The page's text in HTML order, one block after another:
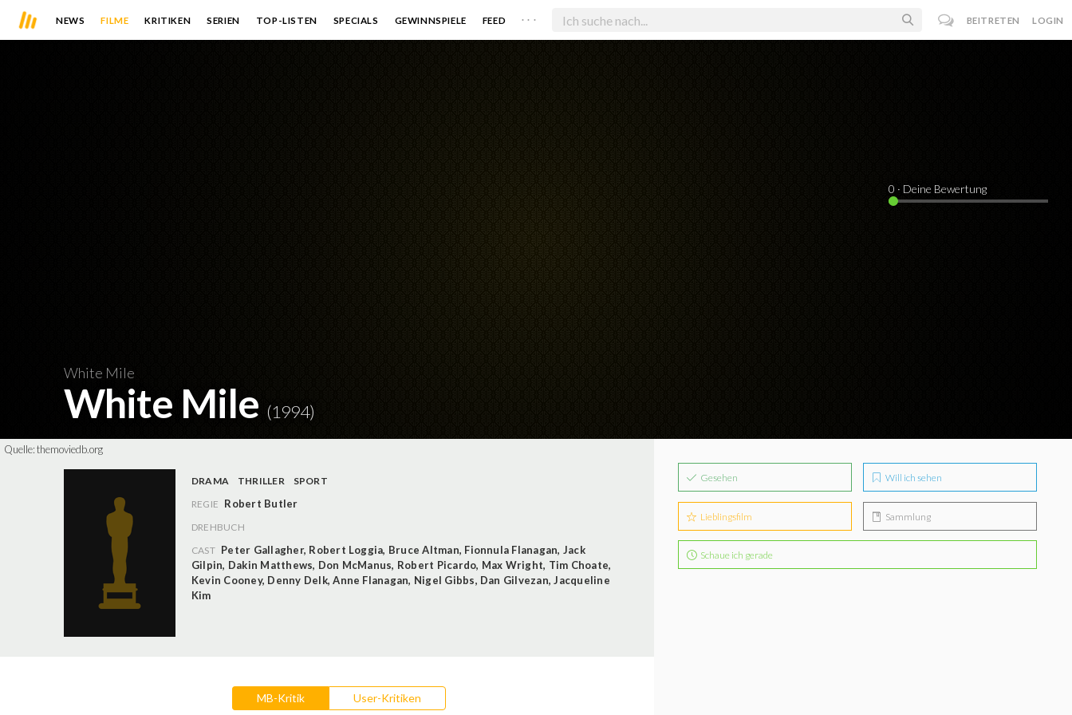
NEWS FILME KRITIKEN SERIEN TOP-LISTEN SPECIALS GEWINNSPIELE FEED . . . BEITRETEN LOGIN
White Mile
White Mile (1994)
0 · Deine Bewertung
Quelle:themoviedb.org
DRAMA THRILLER
SPORT
REGIE Robert Butler
DREHBUCH
CAST Peter Gallagher, Robert Loggia, Bruce Altman, Fionnula Flanagan, Jack
Gilpin, Dakin Matthews, Don McManus, Robert Picardo, Max Wright, Tim Choate,
Kevin Cooney, Denny Delk,Anne Flanagan, Nigel Gibbs, Dan Gilvezan,Jacqueline
Kim
MB-Kritik User-Kritiken
Gesehen Will ich sehen
Lieblingsfilm Sammlung
Schaue ich gerade